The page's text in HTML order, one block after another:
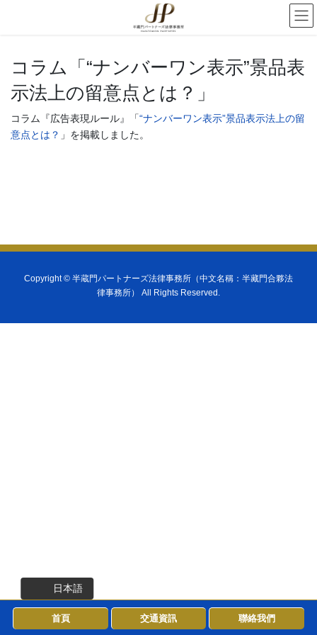
コラム「“ナンバーワン表示”景品表
示法上の留意点とは？」
コラム『広告表現ルール』「“ナンバーワン表示”景品表示法上の留
意点とは？ 」を掲載しました。
日本語
Copyright © 半蔵門パートナーズ法律事務所（中文名稱：半藏門合夥法
律事務所）
All Rights Reserved.
首頁 交通資訊 聯絡我們